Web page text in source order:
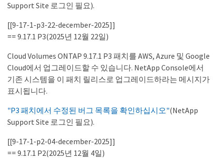
Support Site 로그인 필요).
[[9-17-1-p3-22-december-2025]]
== 9.17.1 P3(2025년 12월 22일)
Cloud Volumes ONTAP 9.17.1 P3 패치를 AWS, Azure 및 Google
Cloud에서 업그레이드할 수 있습니다. NetApp Console에서
기존 시스템을 이 패치 릴리스로 업그레이드하라는 메시지가
표시됩니다.
"P3 패치에서 수정된 버그 목록을 확인하십시오"(NetApp
Support Site 로그인 필요).
[[9-17-1-p2-04-december-2025]]
== 9.17.1 P2(2025년 12월 4일)